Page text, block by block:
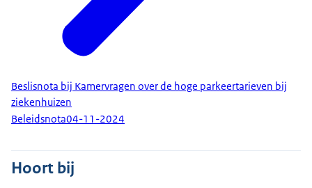
Beslisnota bij Kamervragen over de hoge parkeertarieven bij
ziekenhuizen
Beleidsnota04-11-2024
Hoort bij